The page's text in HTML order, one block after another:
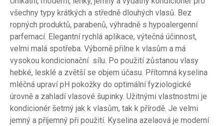
všechny typy krátkých a středně dlouhých vlasů. Bez
ropných produktů, parabenů, výhradně s hypoalergenní
parfemací. Elegantní rychlá aplikace, výtečná účinnost,
velmi malá spotřeba. Výborně přilne k vlasům a má
vysokou kondicionační sílu. Po použití zůstanou vlasy
hebké, lesklé a zvětší se objem účasu. Přítomná kyselina
mléčná upraví pH pokožky do optimální fyziologické
úrovně a zahladí vlasové šupinky. Užitnými vlastnostmi je
kondicionér šetrný jak k vlasům, tak k přírodě. Je velmi
jemný a příjemný při použití. Kyselina azelaová je moderní